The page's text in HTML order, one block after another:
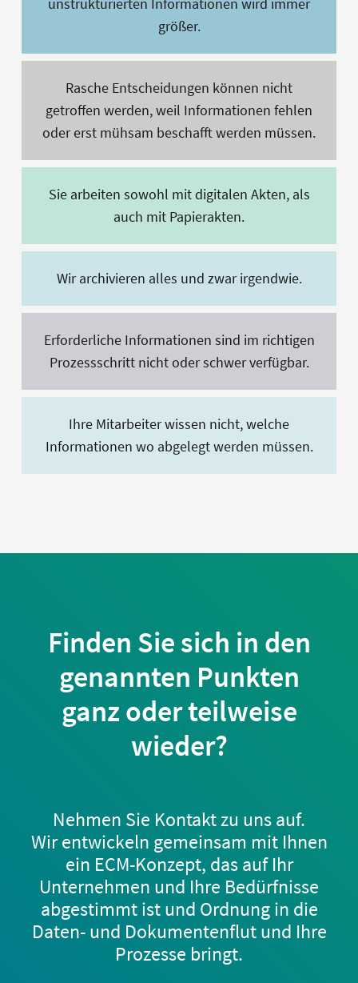
unstrukturierten Informationen wird immer
größer.
Rasche Entscheidungen können nicht
getroffen werden, weil Informationen fehlen
oder erst mühsam beschafft werden müssen.
Sie arbeiten sowohl mit digitalen Akten, als
auch mit Papierakten.
Wir archivieren alles und zwar irgendwie.
Erforderliche Informationen sind im richtigen
Prozessschritt nicht oder schwer verfügbar.
Ihre Mitarbeiter wissen nicht, welche
Informationen wo abgelegt werden müssen.
Finden Sie sich in den
genannten Punkten
ganz oder teilweise
wieder?
Nehmen Sie Kontakt zu uns auf.
Wir entwickeln gemeinsam mit Ihnen
ein ECM-Konzept, das auf Ihr
Unternehmen und Ihre Bedürfnisse
abgestimmt ist und Ordnung in die
Daten- und Dokumentenflut und Ihre
Prozesse bringt.